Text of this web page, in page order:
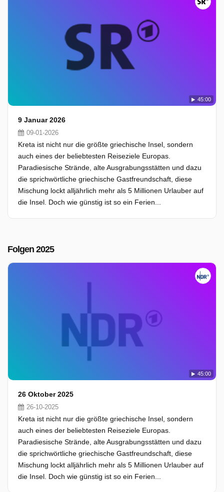
45:00
9 Januar 2026
09-01-2026
Kreta ist nicht nur die größte griechische Insel, sondern
auch eines der beliebtesten Reiseziele Europas.
Paradiesische Strände, alte Ausgrabungsstätten und dazu
die sprichwörtliche griechische Gastfreundschaft, diese
Mischung lockt alljährlich mehr als 5 Millionen Urlauber auf
die Insel. Doch wie günstig ist so ein Ferien...
Folgen 2025
45:00
26 Oktober 2025
26-10-2025
Kreta ist nicht nur die größte griechische Insel, sondern
auch eines der beliebtesten Reiseziele Europas.
Paradiesische Strände, alte Ausgrabungsstätten und dazu
die sprichwörtliche griechische Gastfreundschaft, diese
Mischung lockt alljährlich mehr als 5 Millionen Urlauber auf
die Insel. Doch wie günstig ist so ein Ferien...